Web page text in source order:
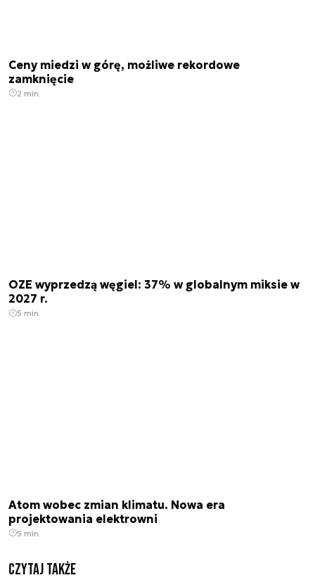
Ceny miedzi w górę, możliwe rekordowe
zamknięcie
2 min.
OZE wyprzedzą węgiel: 37% w globalnym miksie w
2027 r.
5 min.
Atom wobec zmian klimatu. Nowa era
projektowania elektrowni
5 min.
Czytaj także